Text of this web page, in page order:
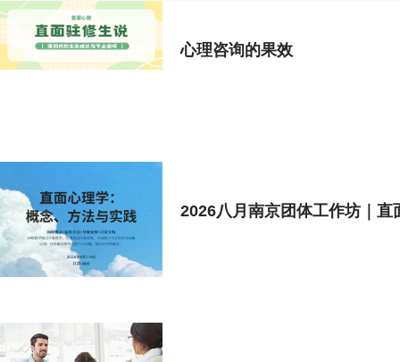
心理咨询的果效
2026八月南京团体工作坊｜